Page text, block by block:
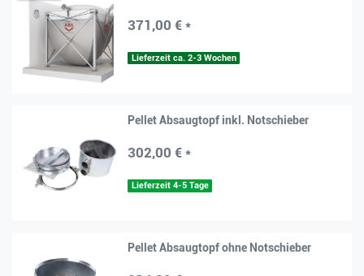
371,00 € *
Lieferzeit ca. 2-3 Wochen
Pellet Absaugtopf inkl. Notschieber
302,00 € *
Lieferzeit 4-5 Tage
Pellet Absaugtopf ohne Notschieber